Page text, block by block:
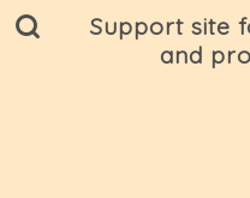
Support site
and